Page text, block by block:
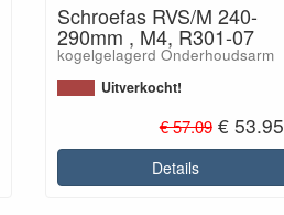
Schroefas RVS/M 240-
290mm , M4, R301-07
kogelgelagerd Onderhoudsarm
Uitverkocht!
€ 57.09€ 53.95
Details